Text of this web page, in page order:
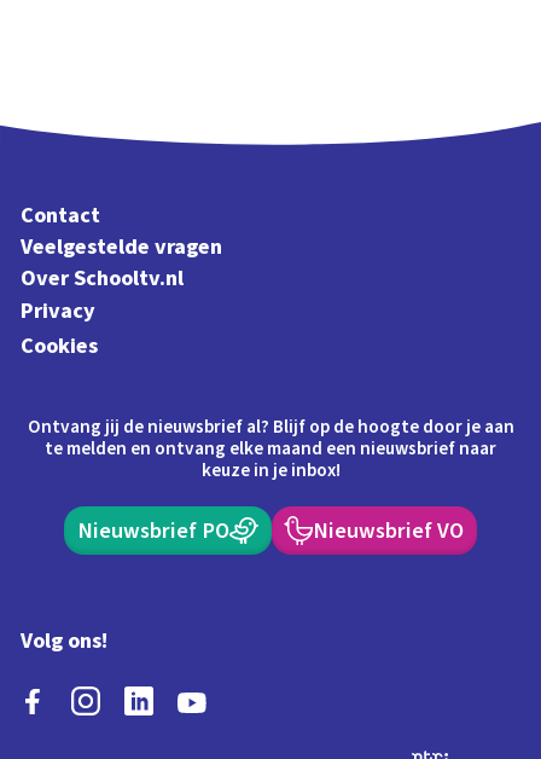
Contact
Veelgestelde vragen
Over Schooltv.nl
Privacy
Cookies
Ontvang jij de nieuwsbrief al? Blijf op de hoogte door je aan
te melden en ontvang elke maand een nieuwsbrief naar
keuze in je inbox!
Nieuwsbrief PO Nieuwsbrief VO
Volg ons!